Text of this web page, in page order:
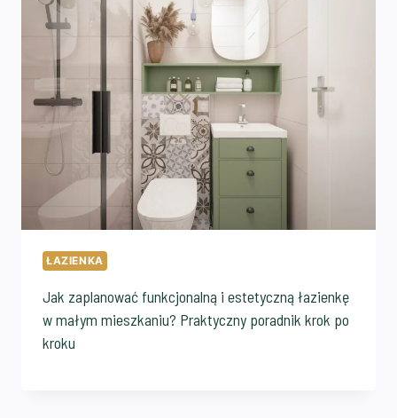
ŁAZIENKA
Jak zaplanować funkcjonalną i estetyczną łazienkę
w małym mieszkaniu? Praktyczny poradnik krok po
kroku